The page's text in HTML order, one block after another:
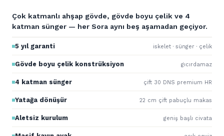
Çok katmanlı ahşap gövde, gövde boyu çelik ve 4
katman sünger — her Sora aynı beş aşamadan geçiyor.
5 yıl garanti iskelet · sünger · çelik
Gövde boyu çelik konstrüksiyon gıcırdamaz
4 katman sünger çift 30 DNS premium HR
Yatağa dönüşür 22 cm çift pabuçlu makas
Aletsiz kurulum geniş başlı civata